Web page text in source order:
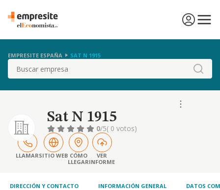
EMPRESITE ESPAÑA SAT N 1915
Buscar
Sat N 1915
0/5( 0 votos)
LLAMARSITIO WEB CÓMO
LLEGAR
VER
INFORME
DIRECCIÓN Y CONTACTO INFORMACIÓN GENERAL DATOS